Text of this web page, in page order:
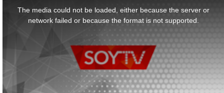
The media could not be loaded, either because the server or
network failed or because the format is not supported.